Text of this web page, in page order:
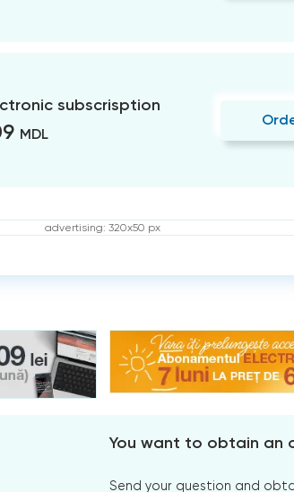
subscrisption
MDL
advertising: 320x50 px
You want to obtain an
Send your question and